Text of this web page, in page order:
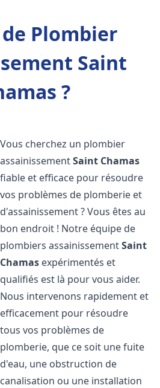
Plombier
Saint
?
Vous cherchez un plombier
assainissementSaint Chamas
fiable et efficace pour résoudre
vos problèmes de plomberie et
d'assainissement ? Vous êtes au
bon endroit ! Notre équipe de
plombiers assainissementSaint
Chamas expérimentés et
qualifiés est là pour vous aider.
Nous intervenons rapidement et
efficacement pour résoudre
tous vos problèmes de
plomberie, que ce soit une fuite
d'eau, une obstruction de
canalisation ou une installation